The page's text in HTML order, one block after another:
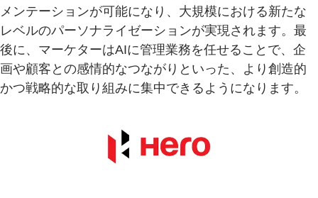
メンテーションが可能になり、大規模における新たな
レベルのパーソナライゼーションが実現されます。最
後に、マーケターはAIに管理業務を任せることで、企
画や顧客との感情的なつながりといった、より創造的
かつ戦略的な取り組みに集中できるようになります。